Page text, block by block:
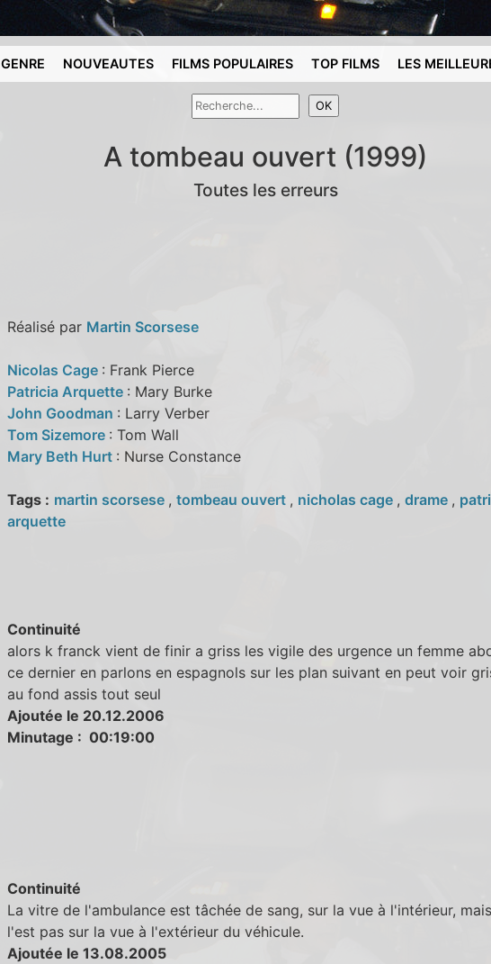
GENRE NOUVEAUTES FILMS POPULAIRES TOP FILMS LES
A tombeau ouvert (1999)
Toutes les erreurs
Réalisé par Martin Scorsese
Nicolas Cage : Frank Pierce
Patricia Arquette : Mary Burke
John Goodman : Larry Verber
Tom Sizemore : Tom Wall
Mary Beth Hurt : Nurse Constance
Tags : martin scorsese , tombeau ouvert , nicholas cage , drame ,
arquette
Continuité
alors k franck vient de finir a griss les vigile des urgence un femme
ce dernier en parlons en espagnols sur les plan suivant en peut voir
au fond assis tout seul
Ajoutée le 20.12.2006
Minutage : 00:19:00
Continuité
La vitre de l'ambulance est tâchée de sang, sur la vue à l'intérieur,
l'est pas sur la vue à l'extérieur du véhicule.
Ajoutée le 13.08.2005